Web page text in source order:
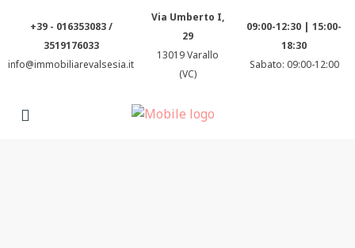
+39 - 016353083 /
3519176033
info@immobiliarevalsesia.it
Via Umberto I,
29
13019 Varallo
(VC)
09:00-12:30 | 15:00-
18:30
Sabato: 09:00-12:00